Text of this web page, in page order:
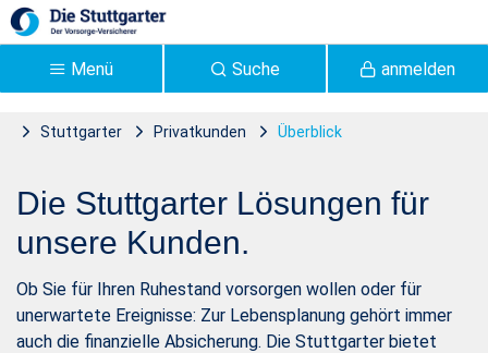
Zum Hauptinhalt springen
anmelden
Suche
Menü
Stuttgarter Privatkunden Überblick
Versicherung - Stuttgarter
Die Stuttgarter Lösungen für
unsere Kunden.
Ob Sie für Ihren Ruhestand vorsorgen wollen oder für
unerwartete Ereignisse: Zur Lebensplanung gehört immer
auch die finanzielle Absicherung. Die Stuttgarter bietet